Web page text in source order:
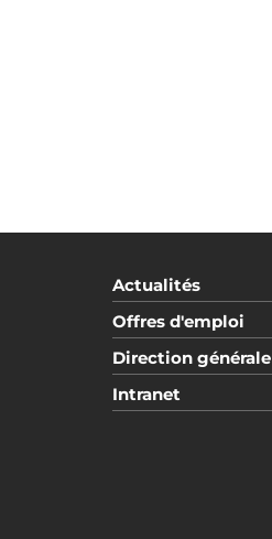
Actualités
Offres d'emploi
Direction générale
Intranet